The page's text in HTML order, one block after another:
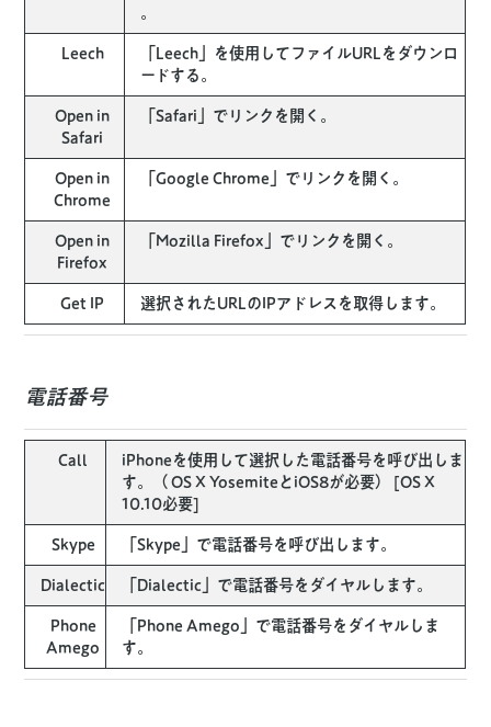
。
Leech
「Leech」を使用してファイルURLをダウンロ
ードする。
Open in
Safari
「Safari」でリンクを開く。
Open in
Chrome
「Google Chrome」でリンクを開く。
Open in
Firefox
「Mozilla Firefox」でリンクを開く。
Get IP 選択されたURLのIPアドレスを取得します。
電話番号
Call
iPhoneを使用して選択した電話番号を呼び出しま
す。（ OS X YosemiteとiOS8が必要） [OS X
10.10必要]
Skype 「Skype」で電話番号を呼び出します。
Dialectic 「Dialectic」で電話番号をダイヤルします。
Phone
Amego
「Phone Amego」で電話番号をダイヤルしま
す。